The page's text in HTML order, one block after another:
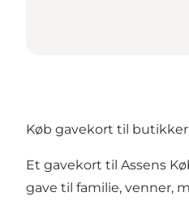
Køb gavekort til butikker
Et gavekort til Assens
gave til familie, venner,